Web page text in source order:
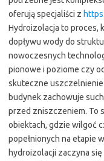
oferują specjaliści z
Hydroizolacja to proces,
dopływu wody do
nowoczesnych
pionowe i poziome czy
skuteczne
budynek zachowuje
przed zniszczeniem. To
obiektach, gdzie wilgoć
popełnionych na etapie
hydroizolacji zaczyna